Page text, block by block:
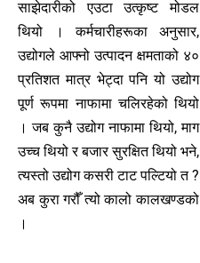
साझेदारीको एउटा उत्कृष्ट मोडल
थियो । कर्मचारीहरूका अनुसार,
उद्योगले आफ्नो उत्पादन क्षमताको ४०
प्रतिशत मात्र भेट्दा पनि यो उद्योग
पूर्ण रूपमा नाफामा चलिरहेको थियो
। जब कुनै उद्योग नाफामा थियो, माग
उच्च थियो र बजार सुरक्षित थियो भने,
त्यस्तो उद्योग कसरी टाट पल्टियो त ?
अब कुरा गरौँ त्यो कालो कालखण्डको
।